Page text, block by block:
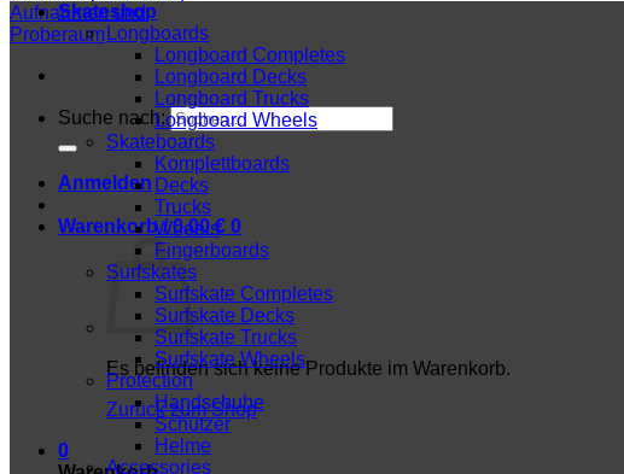
Suche nach:
Anmelden
Warenkorb /0,00€ 0
Es befinden sich keine Produkte im Warenkorb.
Zurück zum Shop
0
Skateshop
Longboards
Longboard Completes
Longboard Decks
Longboard Trucks
Longboard Wheels
Skateboards
Komplettboards
Decks
Trucks
Wheels
Fingerboards
Surfskates
Surfskate Completes
Surfskate Decks
Surfskate Trucks
Surfskate Wheels
Protection
Handschuhe
Schützer
Helme
Accessories